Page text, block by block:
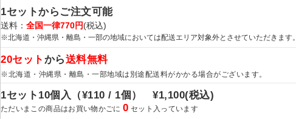
1セットからご注文可能
送料： 全国一律770円(税込)
※北海道・沖縄県・離島・一部の地域においては配送エリア対象外とさせていただきます。
20セット から送料無料
※北海道・沖縄県・離島・一部地域は別途配送料がかかる場合がございます。
1セット10個入（¥110 / 1個）¥1,100(税込)
ただいまこの商品はお買い物かごに0 セット入っています